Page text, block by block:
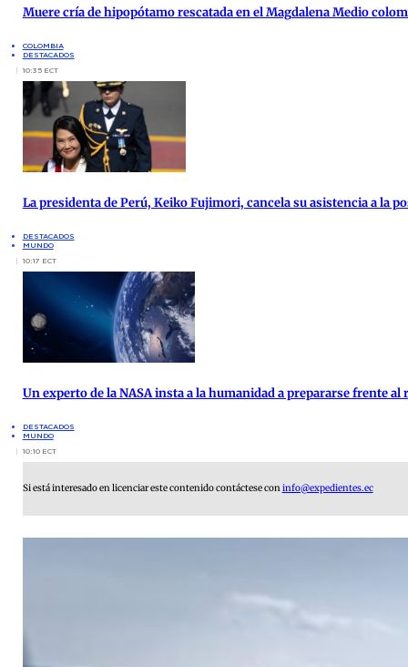
Muere cría de hipopótamo rescatada en el Magdalena Medio
COLOMBIA
DESTACADOS
10:35 ECT
La presidenta de Perú, Keiko Fujimori, cancela su asistencia a la
DESTACADOS
MUNDO
10:17 ECT
Un experto de la NASA insta a la humanidad a prepararse frente
DESTACADOS
MUNDO
10:10 ECT
Si está interesado en licenciar este contenido contáctese coninfo@expedientes.ec